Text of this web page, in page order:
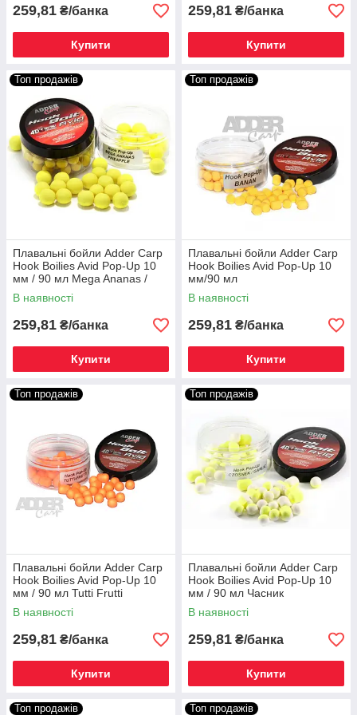
259,81 ₴/банка
Купити
259,81 ₴/банка
Купити
Топ продажів
Плавальні бойли Adder Carp
Hook Boilies Avid Pop-Up 10
мм / 90 мл Mega Ananas /
Мега Ананас
В наявності
259,81 ₴/банка
Купити
Топ продажів
Плавальні бойли Adder Carp
Hook Boilies Avid Pop-Up 10
мм/90 мл
В наявності
259,81 ₴/банка
Купити
Топ продажів
Плавальні бойли Adder Carp
Hook Boilies Avid Pop-Up 10
мм / 90 мл Tutti Frutti
В наявності
259,81 ₴/банка
Купити
Топ продажів
Плавальні бойли Adder Carp
Hook Boilies Avid Pop-Up 10
мм / 90 мл Часник
В наявності
259,81 ₴/банка
Купити
Топ продажів Топ продажів